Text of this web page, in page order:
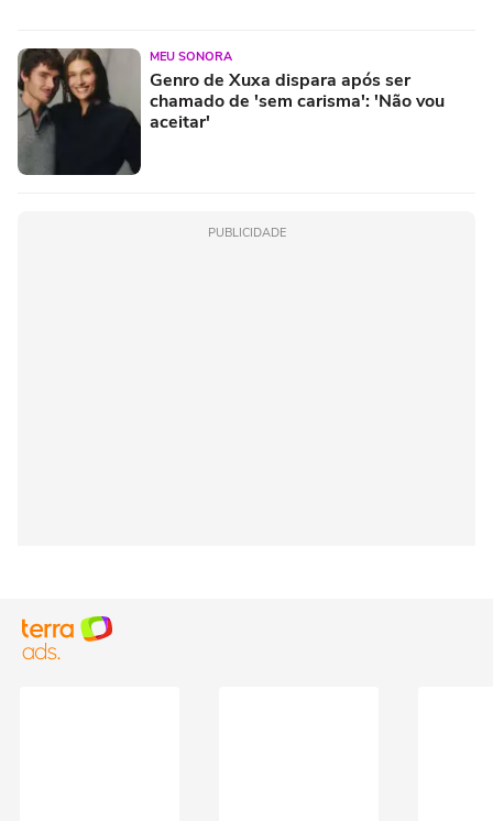
MEU SONORA
Genro de Xuxa dispara após ser
chamado de 'sem carisma': 'Não vou
aceitar'
PUBLICIDADE